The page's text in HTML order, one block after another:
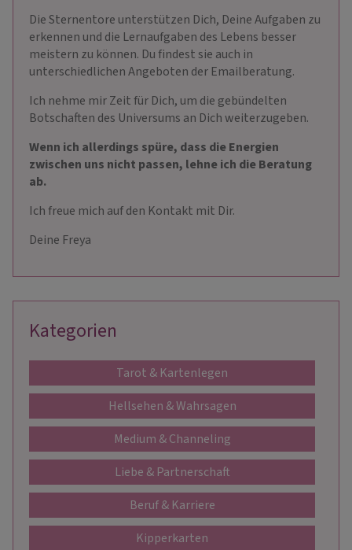
Die Sternentore unterstützen Dich, Deine Aufgaben zu
erkennen und die Lernaufgaben des Lebens besser
meistern zu können. Du findest sie auch in
unterschiedlichen Angeboten der Emailberatung.
Ich nehme mir Zeit für Dich, um die gebündelten
Botschaften des Universums an Dich weiterzugeben.
Wenn ich allerdings spüre, dass die Energien
zwischen uns nicht passen, lehne ich die Beratung
ab.
Ich freue mich auf den Kontakt mit Dir.
Deine Freya
Kategorien
Tarot & Kartenlegen
Hellsehen & Wahrsagen
Medium & Channeling
Liebe & Partnerschaft
Beruf & Karriere
Kipperkarten